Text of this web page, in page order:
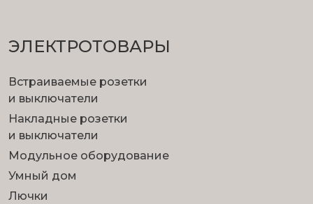
ЭЛЕКТРОТОВАРЫ
Встраиваемые розетки
и выключатели
Накладные розетки
и выключатели
Модульное оборудование
Умный дом
Лючки